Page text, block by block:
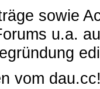
sowie
u.a.
vom